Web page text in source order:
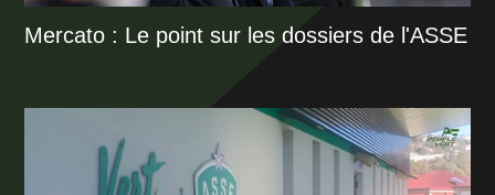
Mercato : Le point sur les dossiers de l'ASSE